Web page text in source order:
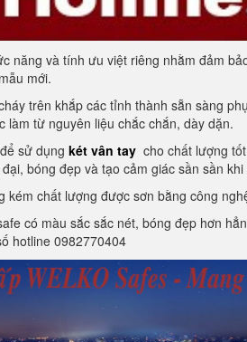
năng và tính ưu việt riêng nhằm đảm
mới.
trên khắp các tỉnh thành sẵn sàng
làm từ nguyên liệu chắc chắn, dày dặn.
sử dụng két vân tay cho chất lượng
bóng đẹp và tạo cảm giác sần sần khi
kém chất lượng được sơn bằng công
có màu sắc sắc nét, bóng đẹp hơn
hotline 0982770404